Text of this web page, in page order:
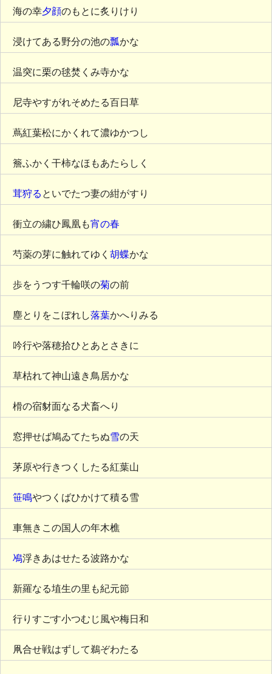
海の幸夕顔のもとに炙りけり
浸けてある野分の池の瓢かな
温突に栗の毬焚くみ寺かな
尼寺やすがれそめたる百日草
蔦紅葉松にかくれて濃ゆかつし
簷ふかく干柿なほもあたらしく
茸狩る といでたつ妻の紺がすり
衝立の繍ひ鳳凰も宵の春
芍薬の芽に触れてゆく 胡蝶かな
歩をうつす千輪咲の菊の前
塵とりをこぼれし落葉かへりみる
吟行や落穂拾ひとあとさきに
草枯れて神山遠き鳥居かな
榾の宿豺面なる犬畜へり
窓押せば鳩ゐてたちぬ雪の天
茅原や行きつくしたる紅葉山
笹鳴やつくばひかけて積る雪
車無きこの国人の年木樵
鳰浮きあはせたる波路かな
新羅なる埴生の里も紀元節
行りすごす小つむじ風や梅日和
凧合せ戦はずして鵜ぞわたる